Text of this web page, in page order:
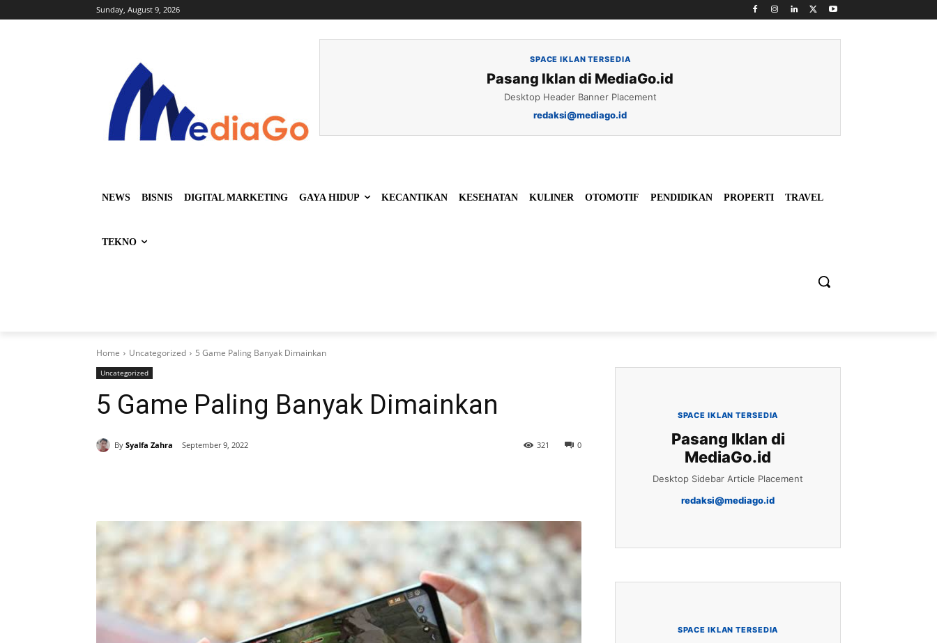
Sunday, August 9, 2026
SPACE IKLAN TERSEDIA
Pasang Iklan di MediaGo.id
Desktop Header Banner Placement
redaksi@mediago.id
NEWS BISNIS DIGITAL MARKETING GAYA HIDUP KECANTIKAN KESEHATAN KULINER OTOMOTIF PENDIDIKAN PROPERTI TRAVEL
TEKNO
Home Uncategorized 5 Game Paling Banyak Dimainkan
Uncategorized
5 Game Paling Banyak Dimainkan
By Syalfa Zahra September 9, 2022 0
321
SPACE IKLAN TERSEDIA
Pasang Iklan di
MediaGo.id
Desktop Sidebar Article Placement
redaksi@mediago.id
SPACE IKLAN TERSEDIA